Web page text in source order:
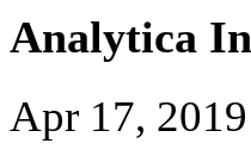
Analytica
Apr 17, 2019